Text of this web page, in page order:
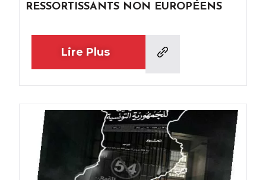
RESSORTISSANTS NON EUROPÉENS
Lire Plus